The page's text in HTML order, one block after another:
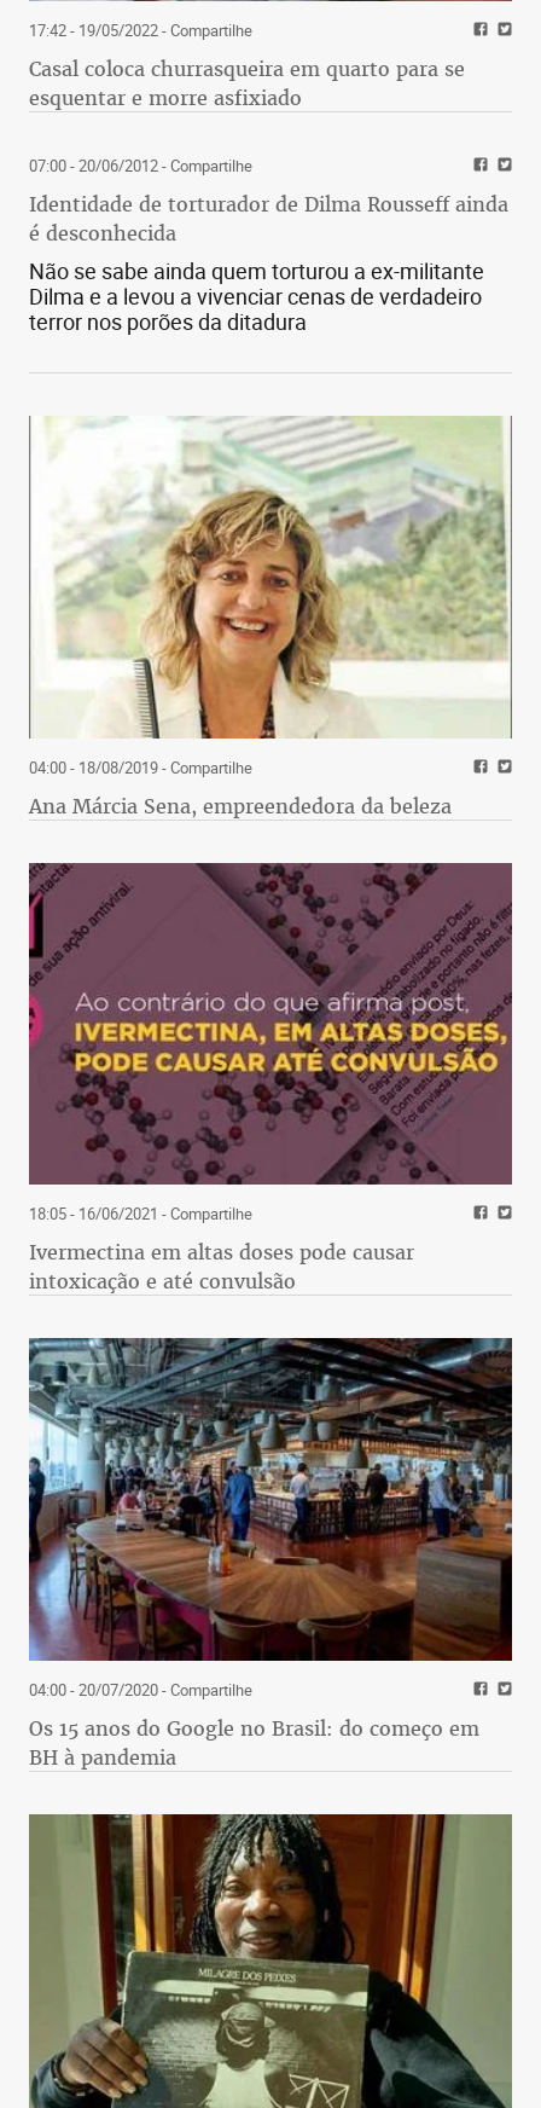
17:42 - 19/05/2022- Compartilhe
Casal coloca churrasqueira em quarto para se
esquentar e morre asfixiado
07:00 - 20/06/2012- Compartilhe
Identidade de torturador de Dilma Rousseff ainda
é desconhecida
Não se sabe ainda quem torturou a ex-militante
Dilma e a levou a vivenciar cenas de verdadeiro
terror nos porões da ditadura
04:00 - 18/08/2019- Compartilhe
Ana Márcia Sena, empreendedora da beleza
18:05 - 16/06/2021 - Compartilhe
Ivermectina em altas doses pode causar
intoxicação e até convulsão
04:00 - 20/07/2020- Compartilhe
Os 15 anos do Google no Brasil: do começo em
BH à pandemia